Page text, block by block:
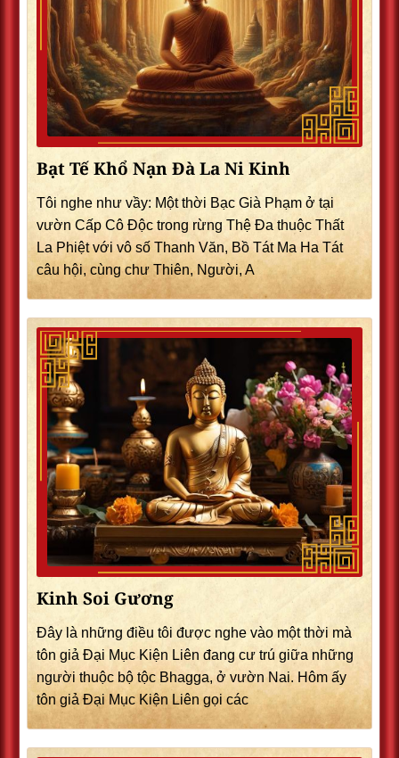
Bạt Tế Khổ Nạn Đà La Ni Kinh
Tôi nghe như vầy: Một thời Bạc Già Phạm ở tại
vườn Cấp Cô Độc trong rừng Thệ Đa thuộc Thất
La Phiệt với vô số Thanh Văn, Bồ Tát Ma Ha Tát
câu hội, cùng chư Thiên, Người, A
Kinh Soi Gương
Đây là những điều tôi được nghe vào một thời mà
tôn giả Đại Mục Kiện Liên đang cư trú giữa những
người thuộc bộ tộc Bhagga, ở vườn Nai. Hôm ấy
tôn giả Đại Mục Kiện Liên gọi các